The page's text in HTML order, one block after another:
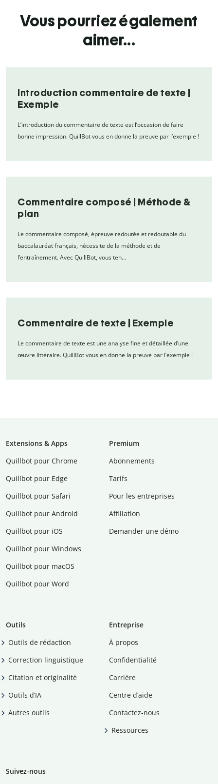
Vous pourriez également
aimer...
Introduction commentaire de texte |
Exemple
L’introduction du commentaire de texte est l’occasion de faire
bonne impression. QuillBot vous en donne la preuve par l’exemple !
Commentaire composé | Méthode &
plan
Le commentaire composé, épreuve redoutée et redoutable du
baccalauréat français, nécessite de la méthode et de
l’entraînement. Avec QuillBot, vous ten…
Commentaire de texte | Exemple
Le commentaire de texte est une analyse fine et détaillée d’une
œuvre littéraire. QuillBot vous en donne la preuve par l’exemple !
Extensions & Apps
Quillbot pour Chrome
Quillbot pour Edge
Quillbot pour Safari
Quillbot pour Android
Quillbot pour iOS
Quillbot pour Windows
Quillbot pour macOS
Quillbot pour Word
Premium
Abonnements
Tarifs
Pour les entreprises
Affiliation
Demander une démo
Outils
Outils de rédaction
Correction linguistique
Citation et originalité
Outils d’IA
Autres outils
Entreprise
À propos
Confidentialité
Carrière
Centre d’aide
Contactez-nous
Ressources
Suivez-nous